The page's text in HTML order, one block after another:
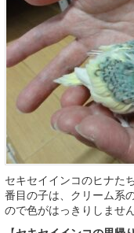
セキセイインコのヒナた
番目の子は、クリーム系
ので色がはっきりしませ